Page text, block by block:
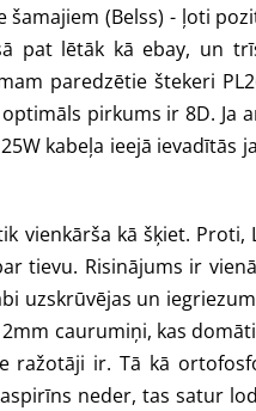
(Belss) - ļoti
pat lētāk kā ebay, un
paredzētie štekeri
pirkums ir 8D. Ja
kabeļa ieejā ievadītās
kā šķiet.
tievu. Risinājums ir
uzskrūvējas un
caurumiņi, kas
ir. Tā kā
neder, tas satur